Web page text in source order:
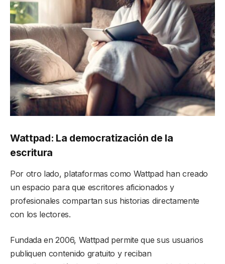
Wattpad: La democratización de la
escritura
Por otro lado, plataformas como Wattpad han creado
un espacio para que escritores aficionados y
profesionales compartan sus historias directamente
con los lectores.
Fundada en 2006, Wattpad permite que sus usuarios
publiquen contenido gratuito y reciban